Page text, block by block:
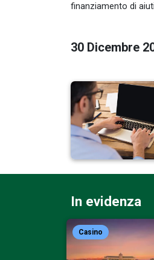
finanziamento di
30 Dicembre
In evidenza
Casino